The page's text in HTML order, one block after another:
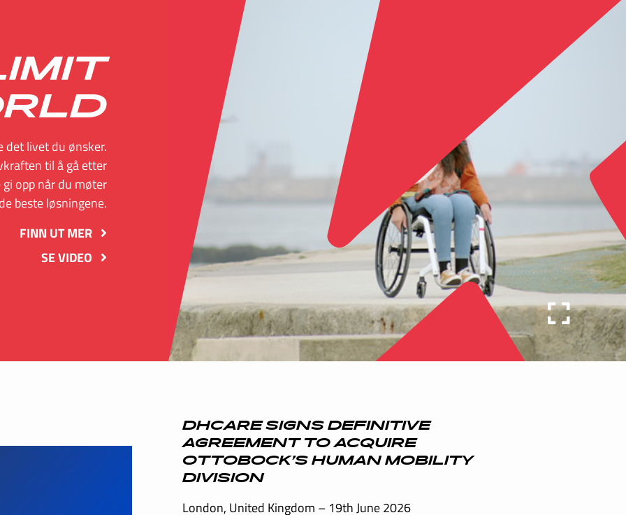
det livet du ønsker.
til å gå etter
opp når du møter
beste løsningene.
FINN UT MER
SE VIDEO
DHCARE SIGNS DEFINITIVE
AGREEMENT TO ACQUIRE
OTTOBOCK’S HUMAN MOBILITY
DIVISION
London, United Kingdom – 19th June 2026